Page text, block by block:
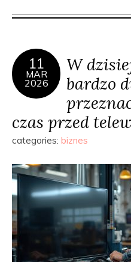
11
MAR
2026
W
bardzo
czas przed
categories: biznes